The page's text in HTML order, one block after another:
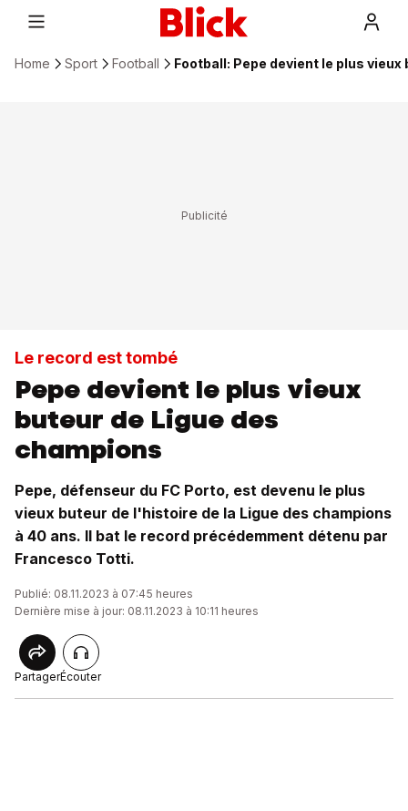
Home Sport Football Football: Pepe devient le plus
Le record est tombé
Pepe devient le plus vieux
buteur de Ligue des
champions
Pepe, défenseur du FC Porto, est devenu le plus
vieux buteur de l'histoire de la Ligue des champions
à 40 ans. Il bat le record précédemment détenu par
Francesco Totti.
Publié: 08.11.2023 à 07:45 heures
Dernière mise à jour: 08.11.2023 à 10:11 heures
PartagerÉcouter